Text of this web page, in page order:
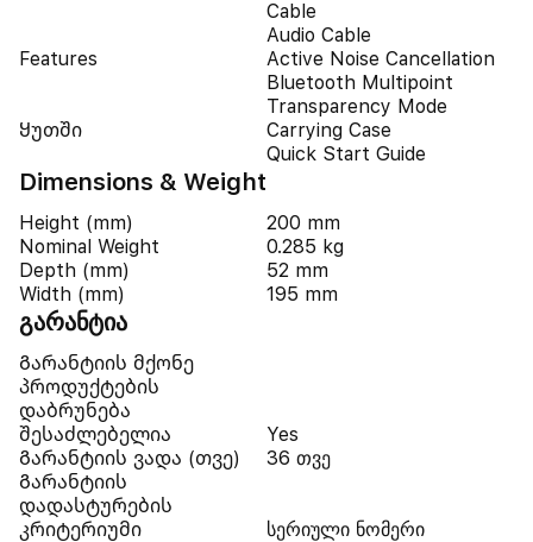
Cable
Audio Cable
Features
Active Noise Cancellation
Bluetooth Multipoint
Transparency Mode
Ყუთში
Carrying Case
Quick Start Guide
Dimensions & Weight
Height (mm)
200 mm
Nominal Weight
0.285 kg
Depth (mm)
52 mm
Width (mm)
195 mm
გარანტია
Გარანტიის მქონე
პროდუქტების
დაბრუნება
შესაძლებელია
Yes
Გარანტიის ვადა (თვე)
36 თვე
Გარანტიის
დადასტურების
კრიტერიუმი
სერიული ნომერი